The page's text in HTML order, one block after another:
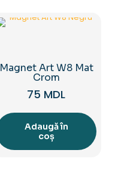
Magnet Art W8 Mat
Crom
75 MDL
Adaugă în
coș